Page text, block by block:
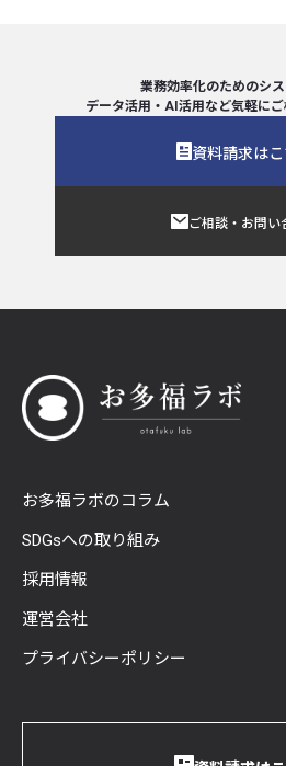
業務効率化のためのシ
データ活用・AI活用など気軽に
資料請求はこ
ご相談・お問い
お多福ラボのコラム
SDGsへの取り組み
採用情報
運営会社
プライバシーポリシー